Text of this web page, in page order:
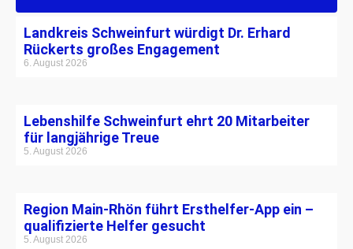
Landkreis Schweinfurt würdigt Dr. Erhard
Rückerts großes Engagement
6. August 2026
Lebenshilfe Schweinfurt ehrt 20 Mitarbeiter
für langjährige Treue
5. August 2026
Region Main-Rhön führt Ersthelfer-App ein –
qualifizierte Helfer gesucht
5. August 2026